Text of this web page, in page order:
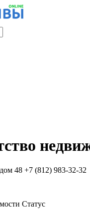
48 +7 (812) 983-32-32
Статус